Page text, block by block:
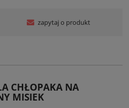
zapytaj o produkt
CHŁOPAKA NA
MISIEK